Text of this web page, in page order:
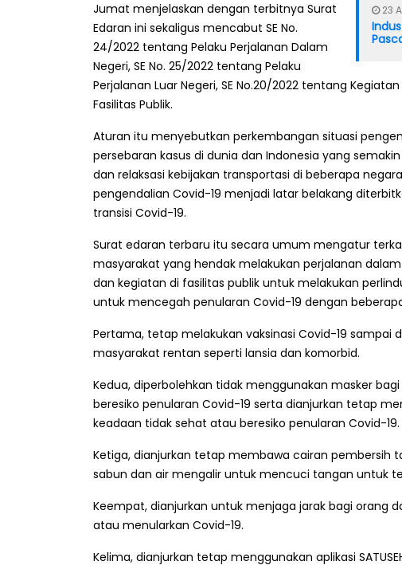
23
Jumat menjelaskan dengan terbitnya Surat
Edaran ini sekaligus mencabut SE No.
24/2022 tentang Pelaku Perjalanan Dalam
Negeri, SE No. 25/2022 tentang Pelaku
Perjalanan Luar Negeri, SE No.20/2022 tentang
Fasilitas Publik.
Aturan itu menyebutkan perkembangan situasi
persebaran kasus di dunia dan Indonesia yang
dan relaksasi kebijakan transportasi di beberapa
pengendalian Covid-19 menjadi latar belakang
transisi Covid-19.
Surat edaran terbaru itu secara umum mengatur
masyarakat yang hendak melakukan perjalanan
dan kegiatan di fasilitas publik untuk melakukan
untuk mencegah penularan Covid-19 dengan
Pertama, tetap melakukan vaksinasi Covid-19
masyarakat rentan seperti lansia dan komorbid.
Kedua, diperbolehkan tidak menggunakan masker
beresiko penularan Covid-19 serta dianjurkan tetap
keadaan tidak sehat atau beresiko penularan Covid-19.
Ketiga, dianjurkan tetap membawa cairan pembersih
sabun dan air mengalir untuk mencuci tangan untuk
Keempat, dianjurkan untuk menjaga jarak bagi orang
atau menularkan Covid-19.
Kelima, dianjurkan tetap menggunakan aplikasi